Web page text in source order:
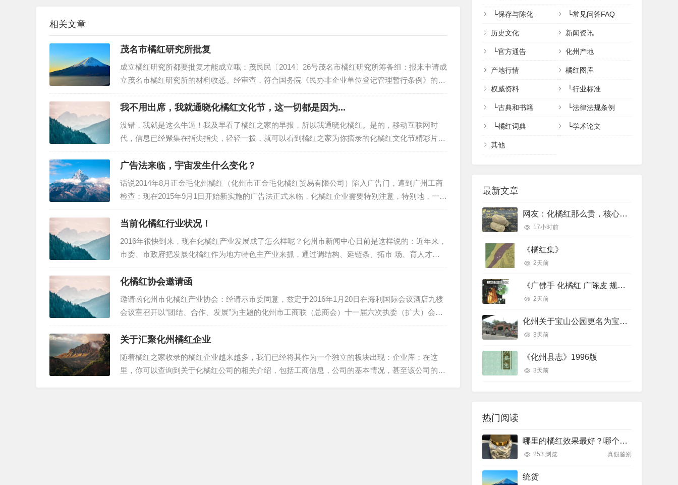
相关文章
茂名市橘红研究所批复
成立橘红研究所都要批复才能成立哦：茂民民〔2014〕26号茂名市橘红研究所筹备组：报来申请成
立茂名市橘红研究所的材料收悉。经审查，符合国务院《民办非企业单位登记管理暂行条例》的规
定，同意茂名市橘红研究所成立登记，具备法人资格，发给《民办非企业单位（法人）登记证
书》。请按有关规定履行民办非企业单位法人…
我不用出席，我就通晓化橘红文化节，这一切都是因为...
没错，我就是这么牛逼！我及早看了橘红之家的早报，所以我通晓化橘红。是的，移动互联网时
代，信息已经聚集在指尖指尖，轻轻一拨，就可以看到橘红之家为你摘录的化橘红文化节精彩片
段！是的，橘红之家希望你更加了解化橘红...进入市府广场主干道的化橘红形象，橘橘和红红，还
有形象图标8月24号的展销会主要区域，展示…
广告法来临，宇宙发生什么变化？
话说2014年8月正金毛化州橘红（化州市正金毛化橘红贸易有限公司）陷入广告门，遭到广州工商
检查；现在2015年9月1日开始新实施的广告法正式来临，化橘红企业需要特别注意，特别地，一些
广州化州橘红专卖店（橘红连锁店）、化州橘红专卖店需要注意：《 食品广告之化州橘红》。关
于新广告法，橘红之家在此总结一下…
当前化橘红行业状况！
2016年很快到来，现在化橘红产业发展成了怎么样呢？化州市新闻中心日前是这样说的：近年来，
市委、市政府把发展化橘红作为地方特色主产业来抓，通过调结构、延链条、拓市 场、育人才、
强宣传、重协调等举措，广泛发动群众种植化橘红，并引进多家实力雄厚的大公司投资化橘红产
业。目前，全市化橘红产业规模不断壮大，发…
化橘红协会邀请函
邀请函化州市化橘红产业协会：经请示市委同意，兹定于2016年1月20日在海利国际会议酒店九楼
会议室召开以“团结、合作、发展”为主题的化州市工商联（总商会）十一届六次执委（扩大）会
议，诚邀贵会全体会员拨冗光临！化州市工商业联合会（总商会）2016年1月15日…
关于汇聚化州橘红企业
随着橘红之家收录的橘红企业越来越多，我们已经将其作为一个独立的板块出现：企业库；在这
里，你可以查询到关于化橘红公司的相关介绍，包括工商信息，公司的基本情况，甚至该公司的产
└保存与陈化 └常见问答FAQ
历史文化 新闻资讯
└官方通告 化州产地
产地行情 橘红图库
权威资料 └行业标准
└古典和书籍 └法律法规条例
└橘红词典 └学术论文
其他
最新文章
网友：化橘红那么贵，核心功效完全可以用便宜的橘红、陈皮完美代替吗？
17小时前
《橘红集》
2天前
《广佛手 化橘红 广陈皮 规范化栽培技术》
2天前
化州关于宝山公园更名为宝山贡园的征求意见稿
3天前
《化州县志》1996版
3天前
热门阅读
哪里的橘红效果最好？哪个产地排名最前面
253 浏览 真假鉴别
统货